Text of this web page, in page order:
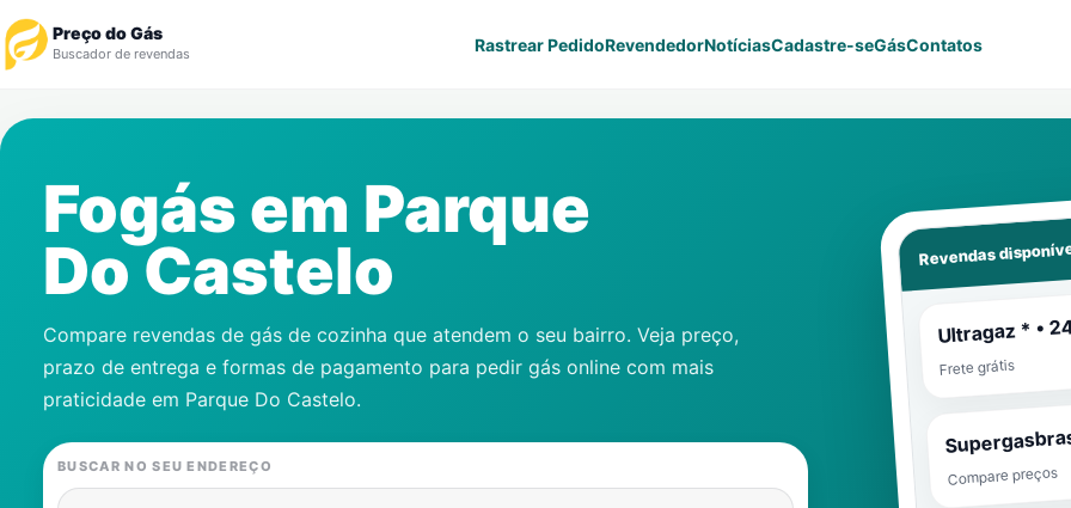
Preço do Gás
Buscador de revendas Rastrear PedidoRevendedorNotíciasCadastre-seGásContatos
Revendedor
Notícias
Gás
Contatos
Fogás em Parque
Do Castelo
Compare revendas de gás de cozinha que atendem o seu bairro. Veja preço,
prazo de entrega e formas de pagamento para pedir gás online com mais
praticidade em Parque Do Castelo.
BUSCAR NO SEU ENDEREÇO
Revendas
Ultragaz * •
Frete grátis
Compare preços